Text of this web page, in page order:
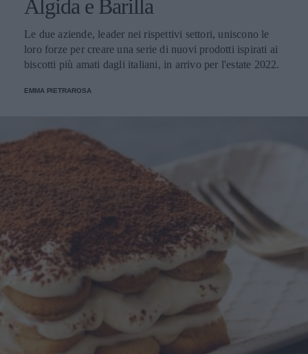
Algida e Barilla
Le due aziende, leader nei rispettivi settori, uniscono le
loro forze per creare una serie di nuovi prodotti ispirati ai
biscotti più amati dagli italiani, in arrivo per l'estate 2022.
EMMA PIETRAROSA